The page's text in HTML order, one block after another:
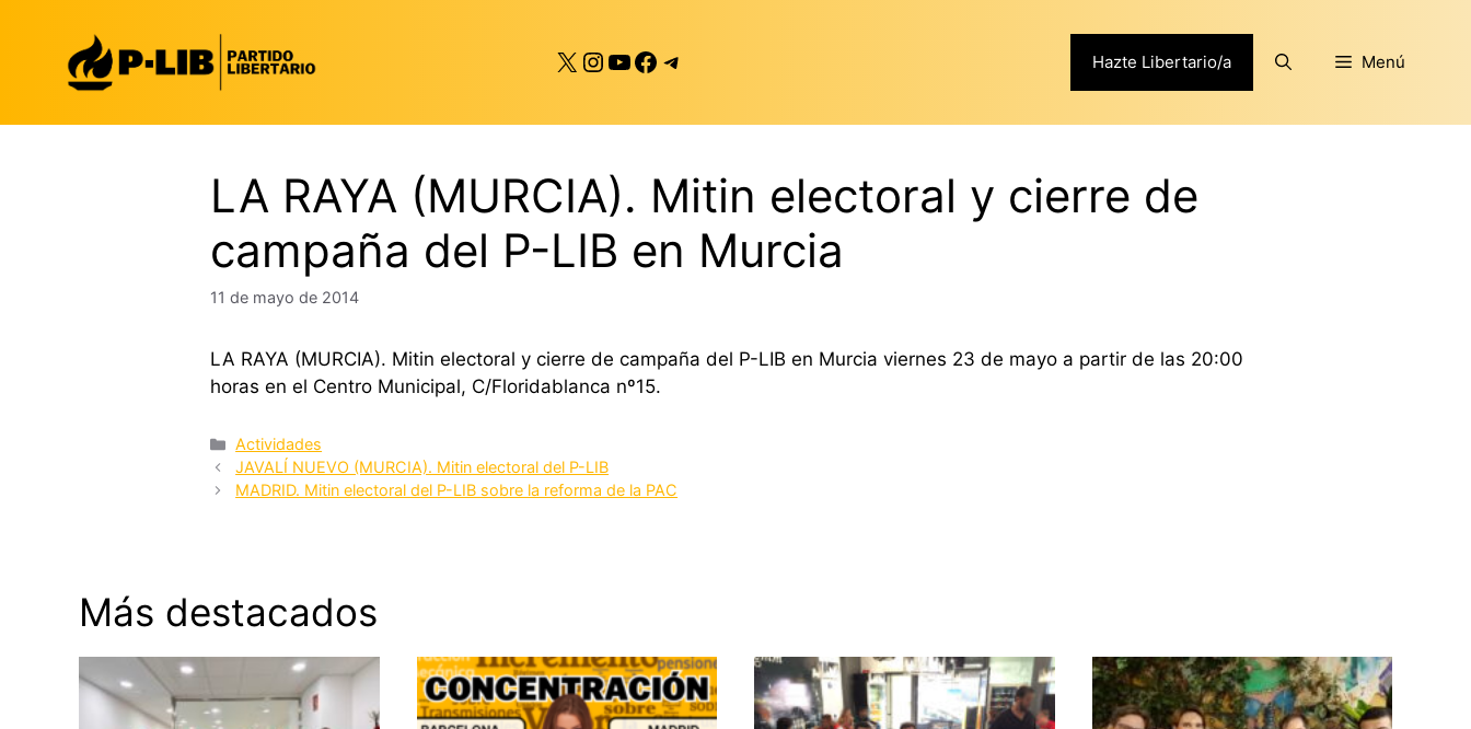
contenido
X Instagram
YouTube
Facebook
Telegram Hazte Libertario/a Menú
LA RAYA (MURCIA). Mitin electoral y cierre de
campaña del P-LIB en Murcia
11 de mayo de 2014
LA RAYA (MURCIA). Mitin electoral y cierre de campaña del P-LIB en Murcia viernes 23 de mayo a partir de las 20:00
horas en el Centro Municipal, C/Floridablanca nº15.
Categorías
Actividades
JAVALÍ NUEVO (MURCIA). Mitin electoral del P-LIB
MADRID. Mitin electoral del P-LIB sobre la reforma de la PAC
Más destacados